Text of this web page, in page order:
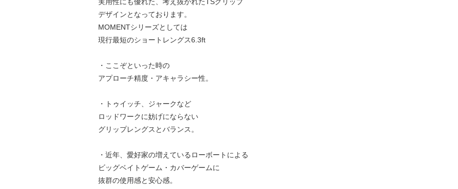
実用性にも優れた、考え抜かれたTSグリップ
デザインとなっております。
MOMENTシリーズとしては
現行最短のショートレングス6.3ft
・ここぞといった時の
アプローチ精度・アキャラシー性。
・トゥイッチ、ジャークなど
ロッドワークに妨げにならない
グリップレングスとバランス。
・近年、愛好家の増えているローボートによる
ビッグベイトゲーム・カバーゲームに
抜群の使用感と安心感。